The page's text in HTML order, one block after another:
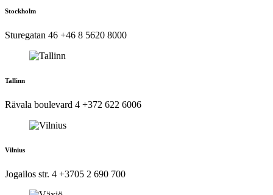
Stockholm
Sturegatan 46 +46 8 5620 8000
Tallinn
Rävala boulevard 4 +372 622 6006
Vilnius
Jogailos str. 4 +3705 2 690 700